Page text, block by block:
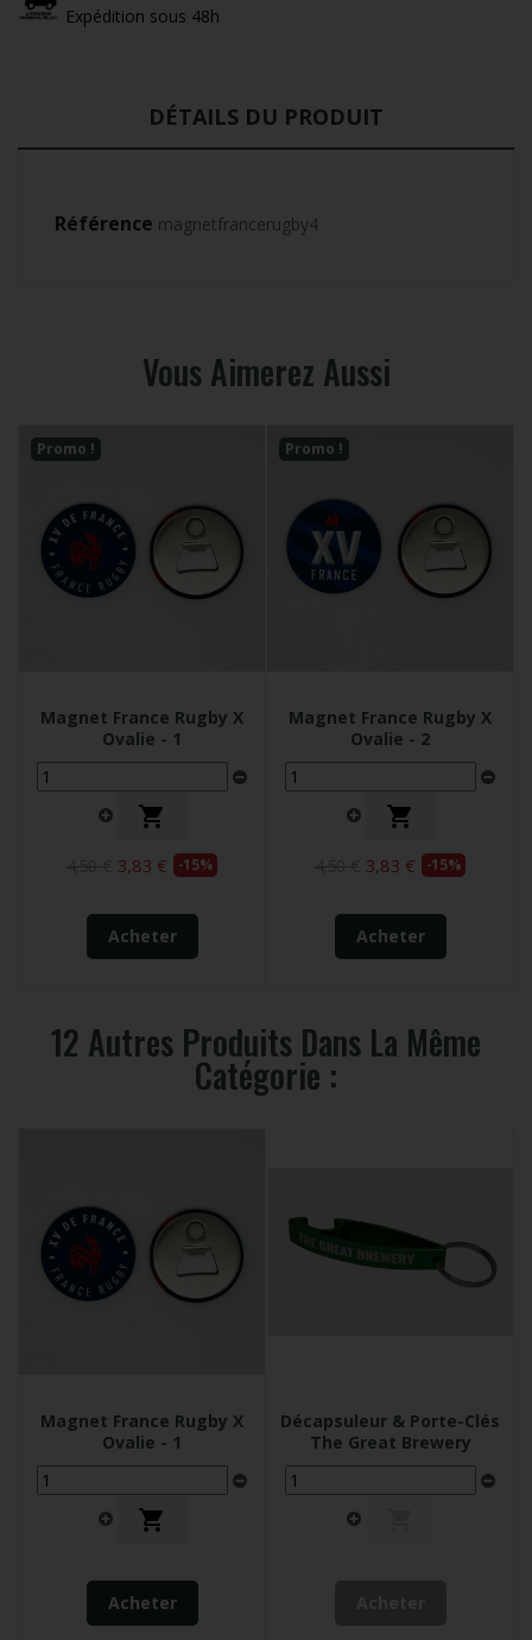
Expédition sous 48h
DÉTAILS DU PRODUIT
Référence magnetfrancerugby4
Vous Aimerez Aussi
Promo !
Magnet France Rugby X
Ovalie - 1

3,83 € -15%
Acheter
Promo !
Magnet France Rugby X
Ovalie - 2

3,83 € -15%
Acheter
12 Autres Produits Dans La Même
Catégorie :
Magnet France Rugby X
Ovalie - 1

Acheter
Décapsuleur & Porte-Clés
The Great Brewery